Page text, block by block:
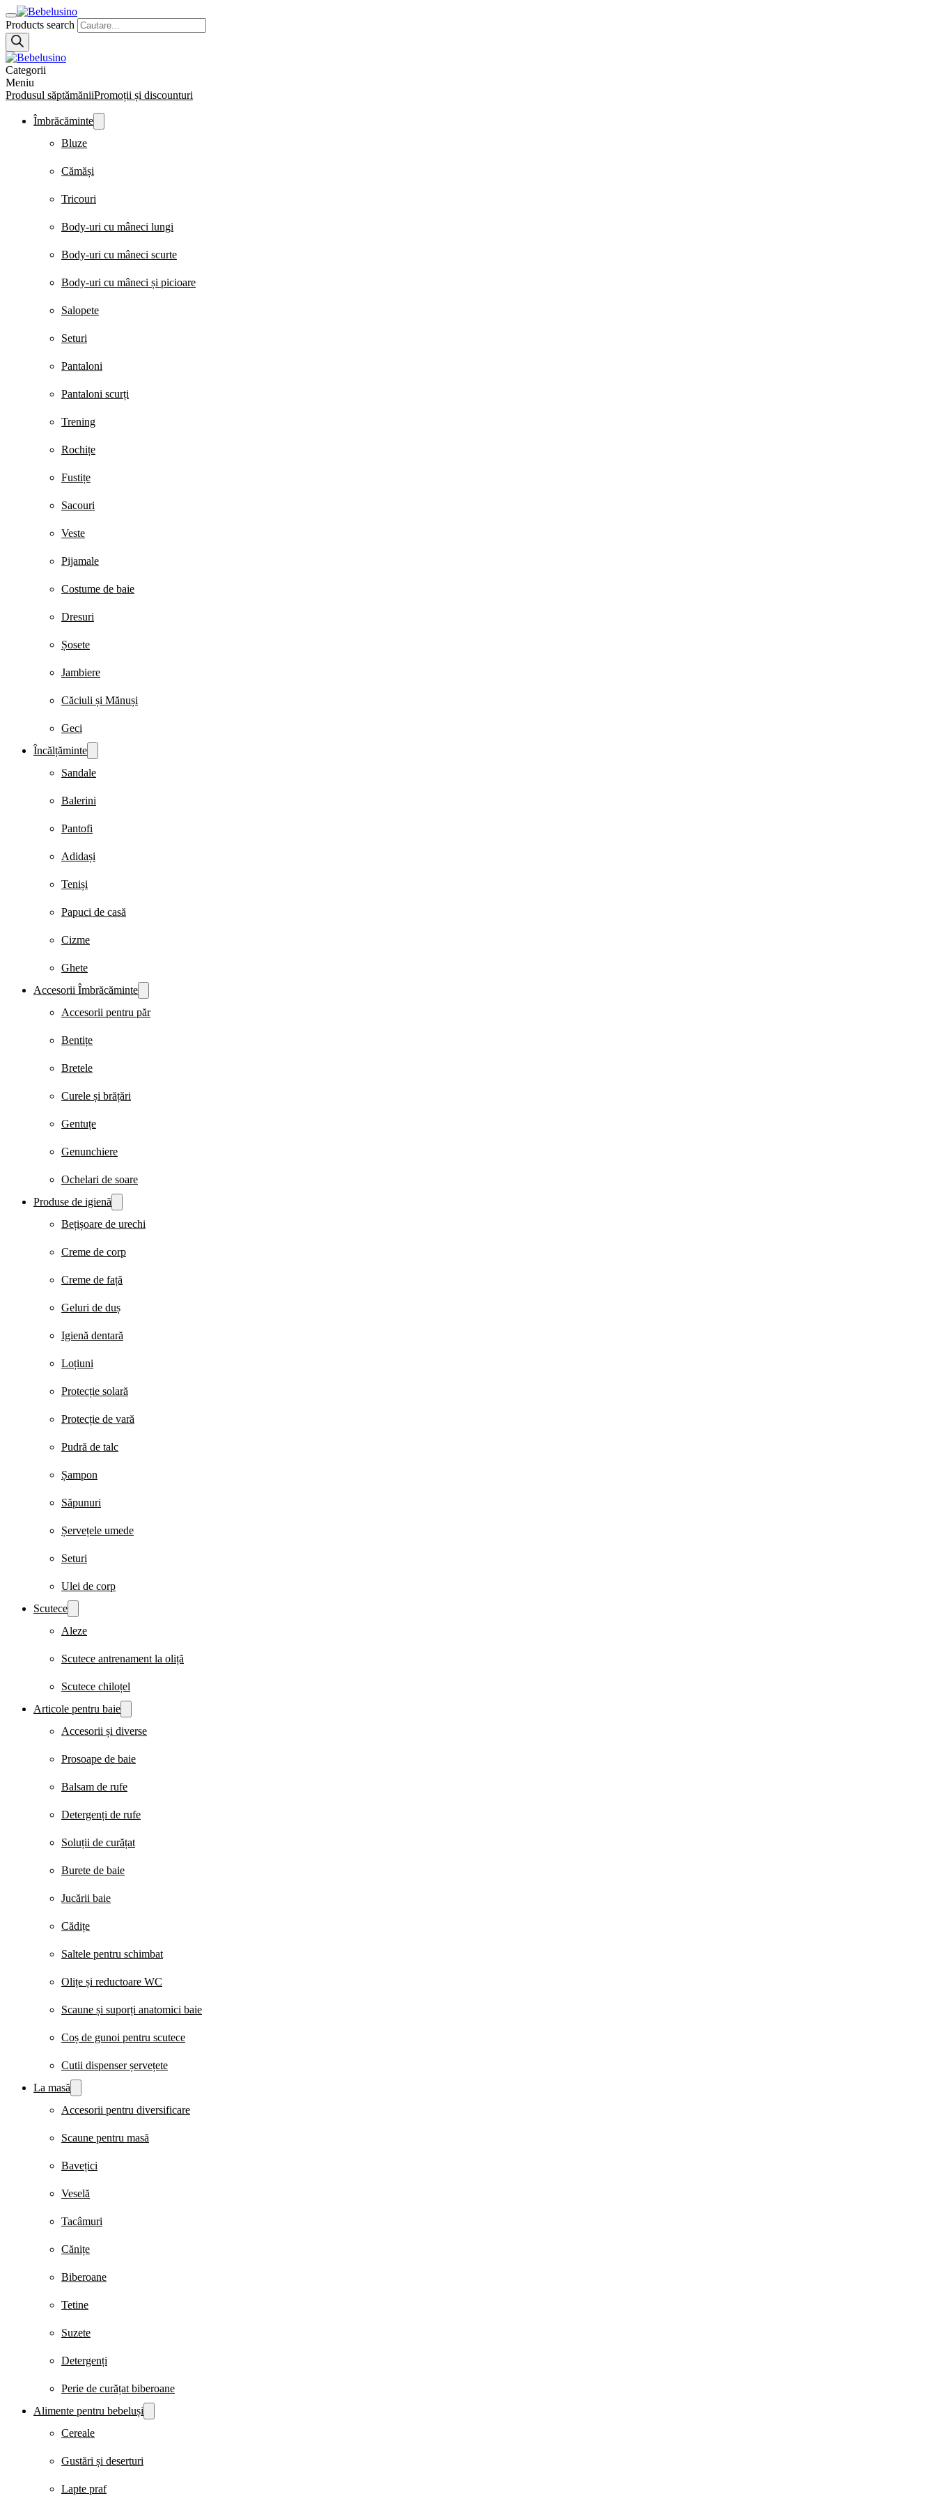
Products search
Categorii
Meniu
Produsul săptămăniiPromoții și discounturi
Îmbrăcăminte
Bluze
Cămăși
Tricouri
Body-uri cu mâneci lungi
Body-uri cu mâneci scurte
Body-uri cu mâneci și picioare
Salopete
Seturi
Pantaloni
Pantaloni scurți
Trening
Rochițe
Fustițe
Sacouri
Veste
Pijamale
Costume de baie
Dresuri
Șosete
Jambiere
Căciuli și Mănuși
Geci
Încălțăminte
Sandale
Balerini
Pantofi
Adidași
Teniși
Papuci de casă
Cizme
Ghete
Accesorii Îmbrăcăminte
Accesorii pentru păr
Bentițe
Bretele
Curele și brățări
Gentuțe
Genunchiere
Ochelari de soare
Produse de igienă
Bețișoare de urechi
Creme de corp
Creme de față
Geluri de duș
Igienă dentară
Loțiuni
Protecție solară
Protecție de vară
Pudră de talc
Șampon
Săpunuri
Șervețele umede
Seturi
Ulei de corp
Scutece
Aleze
Scutece antrenament la oliță
Scutece chiloțel
Articole pentru baie
Accesorii și diverse
Prosoape de baie
Balsam de rufe
Detergenți de rufe
Soluții de curățat
Burete de baie
Jucării baie
Cădițe
Saltele pentru schimbat
Olițe și reductoare WC
Scaune și suporți anatomici baie
Coș de gunoi pentru scutece
Cutii dispenser șervețete
La masă
Accesorii pentru diversificare
Scaune pentru masă
Bavețici
Veselă
Tacâmuri
Cănițe
Biberoane
Tetine
Suzete
Detergenți
Perie de curățat biberoane
Alimente pentru bebeluși
Cereale
Gustări și deserturi
Lapte praf